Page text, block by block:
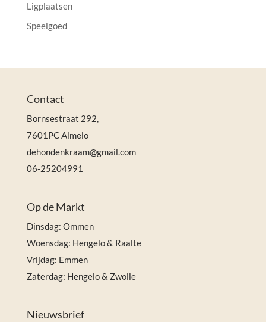
Ligplaatsen
Speelgoed
Contact
Bornsestraat 292,
7601PC Almelo
dehondenkraam@gmail.com
06-25204991
Op de Markt
Dinsdag: Ommen
Woensdag: Hengelo & Raalte
Vrijdag: Emmen
Zaterdag: Hengelo & Zwolle
Nieuwsbrief